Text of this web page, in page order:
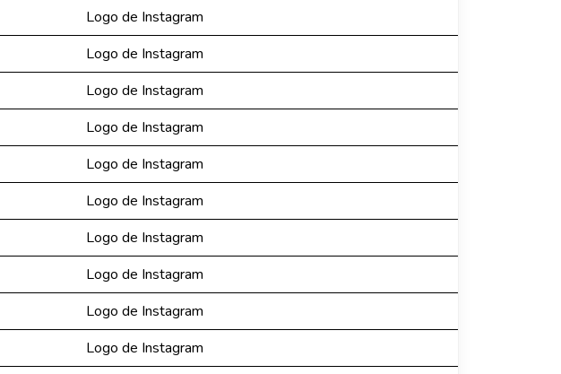
Logo de Instagram
Logo de Instagram
Logo de Instagram
Logo de Instagram
Logo de Instagram
Logo de Instagram
Logo de Instagram
Logo de Instagram
Logo de Instagram
Logo de Instagram